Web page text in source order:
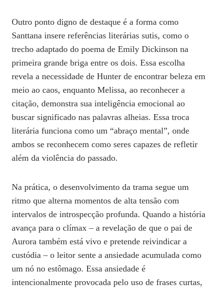
Outro ponto digno de destaque é a forma como
Santtana insere referências literárias sutis, como o
trecho adaptado do poema de Emily Dickinson na
primeira grande briga entre os dois. Essa escolha
revela a necessidade de Hunter de encontrar beleza em
meio ao caos, enquanto Melissa, ao reconhecer a
citação, demonstra sua inteligência emocional ao
buscar significado nas palavras alheias. Essa troca
literária funciona como um “abraço mental”, onde
ambos se reconhecem como seres capazes de refletir
além da violência do passado.
Na prática, o desenvolvimento da trama segue um
ritmo que alterna momentos de alta tensão com
intervalos de introspecção profunda. Quando a história
avança para o clímax – a revelação de que o pai de
Aurora também está vivo e pretende reivindicar a
custódia – o leitor sente a ansiedade acumulada como
um nó no estômago. Essa ansiedade é
intencionalmente provocada pelo uso de frases curtas,